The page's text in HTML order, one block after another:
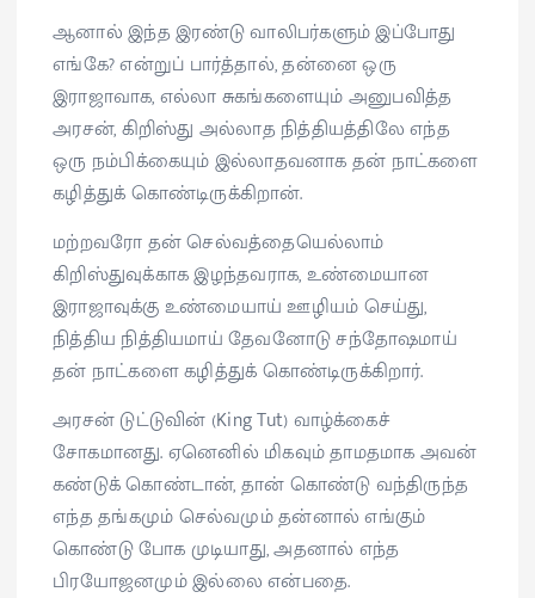
ஆனால் இந்த இரண்டு வாலிபர்களும் இப்போது
எங்கே? என்றுப் பார்த்தால், தன்னை ஒரு
இராஜாவாக, எல்லா சுகங்களையும் அனுபவித்த
அரசன், கிறிஸ்து அல்லாத நித்தியத்திலே எந்த
ஒரு நம்பிக்கையும் இல்லாதவனாக தன் நாட்களை
கழித்துக் கொண்டிருக்கிறான்.
மற்றவரோ தன் செல்வத்தையெல்லாம்
கிறிஸ்துவுக்காக இழந்தவராக, உண்மையான
இராஜாவுக்கு உண்மையாய் ஊழியம் செய்து,
நித்திய நித்தியமாய் தேவனோடு சந்தோஷமாய்
தன் நாட்களை கழித்துக் கொண்டிருக்கிறார்.
அரசன் டுட்டுவின் (King Tut) வாழ்க்கைச்
சோகமானது. ஏனெனில் மிகவும் தாமதமாக அவன்
கண்டுக் கொண்டான், தான் கொண்டு வந்திருந்த
எந்த தங்கமும் செல்வமும் தன்னால் எங்கும்
கொண்டு போக முடியாது, அதனால் எந்த
பிரயோஜனமும் இல்லை என்பதை.